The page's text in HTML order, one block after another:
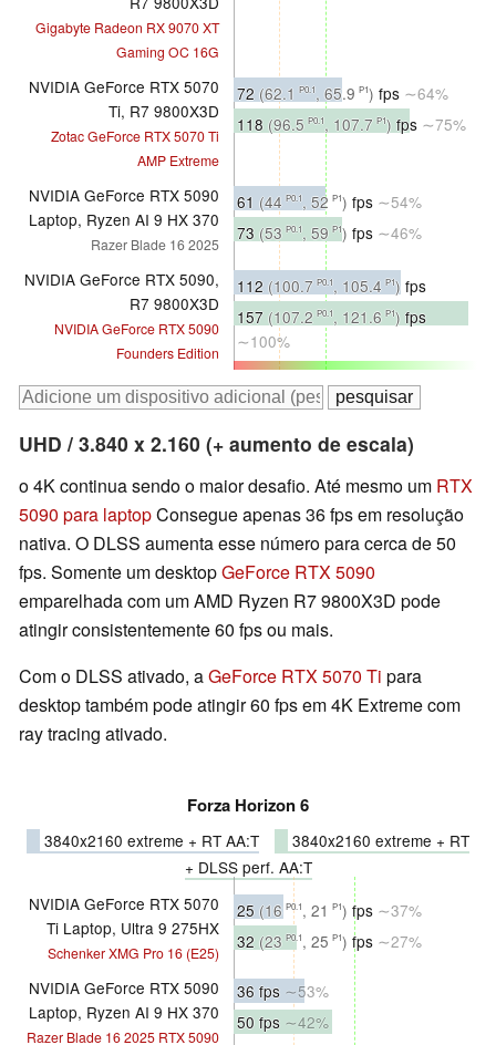
Gigabyte Radeon RX 9070 XT
Gaming OC 16G
NVIDIA GeForce RTX 5070
Ti, R7 9800X3D
Zotac GeForce RTX 5070 Ti
AMP Extreme
72 (62.1 P0.1, 65.9 P1) fps ∼64%
118 (96.5 P0.1, 107.7 P1) fps ∼75%
NVIDIA GeForce RTX 5090
Laptop, Ryzen AI 9 HX 370
Razer Blade 16 2025
61 (44 P0.1, 52 P1) fps ∼54%
73 (53 P0.1, 59 P1) fps ∼46%
NVIDIA GeForce RTX 5090,
R7 9800X3D
NVIDIA GeForce RTX 5090
Founders Edition
112 (100.7 P0.1, 105.4 P1) fps
∼100%
157 (107.2 P0.1, 121.6 P1) fps
∼100%
UHD / 3.840 x 2.160 (+ aumento de escala)
o 4K continua sendo o maior desafio. Até mesmo um RTX
5090 para laptopConsegue apenas 36 fps em resolução
nativa. O DLSS aumenta esse número para cerca de 50
fps. Somente um desktopGeForce RTX 5090
emparelhada com um AMD Ryzen R7 9800X3D pode
atingir consistentemente 60 fps ou mais.
Com o DLSS ativado, aGeForce RTX 5070 Ti para
desktop também pode atingir 60 fps em 4K Extreme com
ray tracing ativado.
Forza Horizon 6
3840x2160 extreme + RT AA:T
3840x2160 extreme + RT
+ DLSS perf. AA:T
NVIDIA GeForce RTX 5070
Ti Laptop, Ultra 9 275HX
Schenker XMG Pro 16 (E25)
25 (16 P0.1, 21 P1) fps ∼37%
32 (23 P0.1, 25 P1) fps ∼27%
NVIDIA GeForce RTX 5090
Laptop, Ryzen AI 9 HX 370
Razer Blade 16 2025 RTX 5090
36 fps ∼53%
50 fps ∼42%